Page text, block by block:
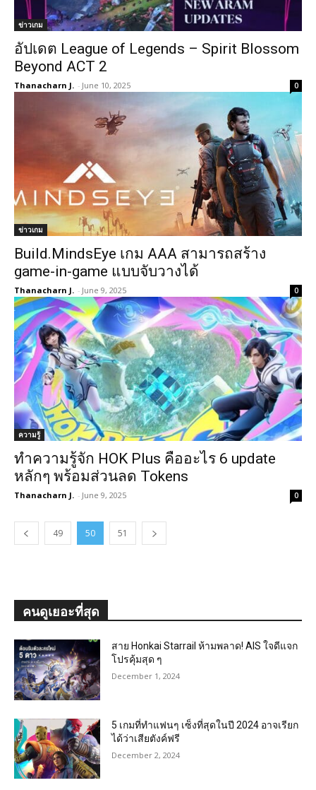
ข่าวเกม
อัปเดต League of Legends – Spirit Blossom
Beyond ACT 2
Thanacharn J. - June 10, 2025 0
ข่าวเกม
Build.MindsEye เกม AAA สามารถสร้าง
game-in-game แบบจับวางได้
Thanacharn J. - June 9, 2025 0
ความรู้
ทำความรู้จัก HOK Plus คืออะไร 6 update
หลักๆ พร้อมส่วนลด Tokens
Thanacharn J. - June 9, 2025 0
49 50 51
คนดูเยอะที่สุด
สาย Honkai Starrail ห้ามพลาด! AIS ใจดีแจก
โปรคุ้มสุด ๆ
December 1, 2024
5 เกมที่ทำแฟนๆ เซ็งที่สุดในปี 2024 อาจเรียก
ได้ว่าเสียตังค์ฟรี
December 2, 2024